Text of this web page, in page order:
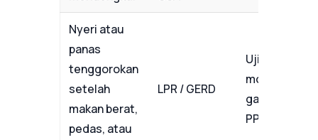
Nyeri atau
panas
tenggorokan
setelah
makan berat,
pedas, atau
LPR / GERD
Uji terapi
modifikasi
gaya hidup +
PPI